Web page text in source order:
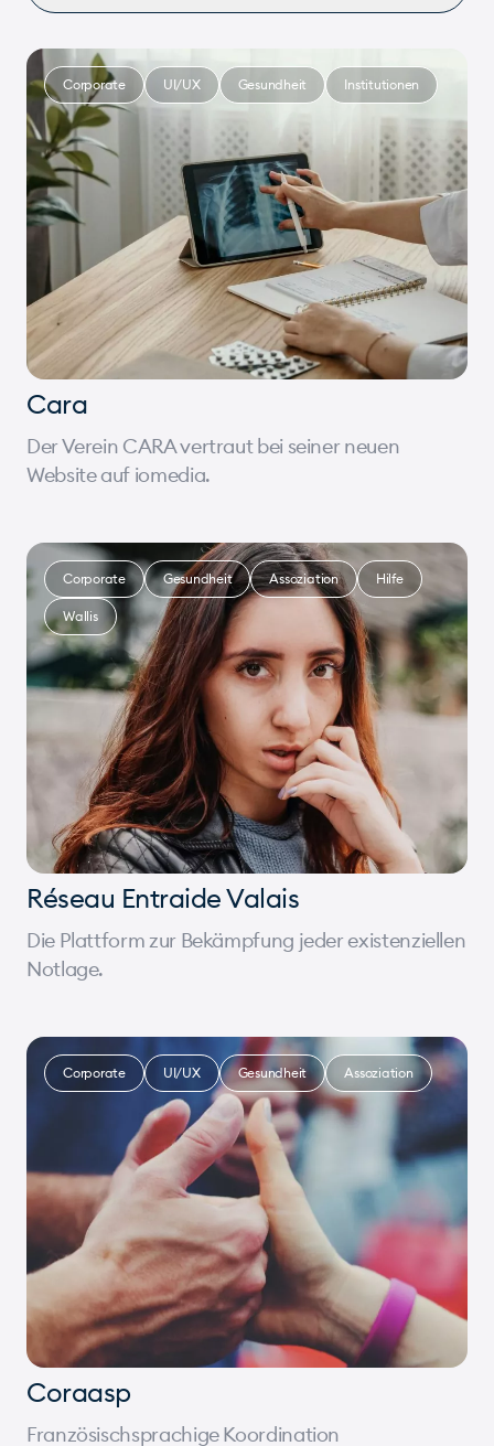
Cara
Der Verein CARA vertraut bei seiner neuen
Website auf iomedia.
Corporate UI/UX Gesundheit Institutionen
Réseau Entraide Valais
Die Plattform zur Bekämpfung jeder existenziellen
Notlage.
Corporate Gesundheit Assoziation Hilfe
Wallis
Coraasp
Französischsprachige Koordination
Corporate UI/UX Gesundheit Assoziation